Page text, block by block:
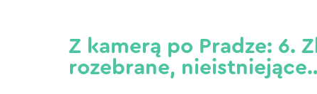
Z kamerą po Pradze: 6.
rozebrane,